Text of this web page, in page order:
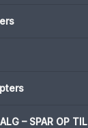
– SPAR OP TIL